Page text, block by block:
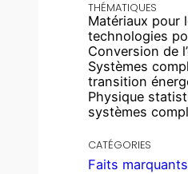
THÉMATIQUES
Matériaux pour
technologies
Conversion de
Systèmes
transition
Physique
systèmes
CATÉGORIES
Faits marquants